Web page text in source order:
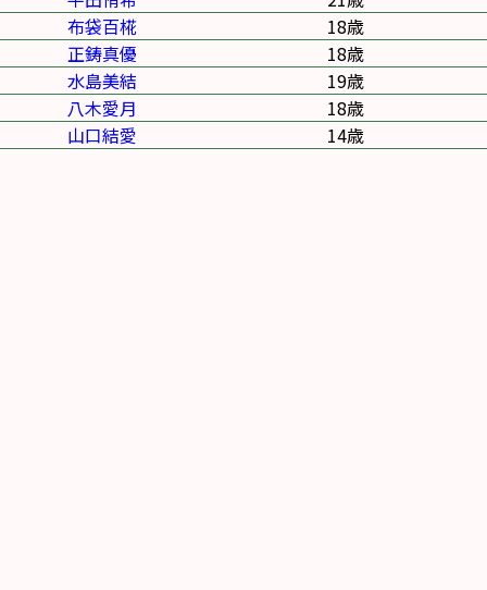
布袋百椛
18歳
正鋳真優
18歳
水島美結
19歳
八木愛月
18歳
山口結愛
14歳